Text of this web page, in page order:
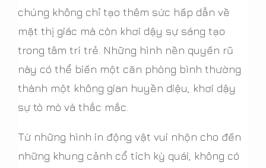
chúng không chỉ tạo thêm sức hấp dẫn về
mặt thị giác mà còn khơi dậy sự sáng tạo
trong tâm trí trẻ. Những hình nền quyến rũ
này có thể biến một căn phòng bình thường
thành một không gian huyền diệu, khơi dậy
sự tò mò và thắc mắc.
Từ những hình in động vật vui nhộn cho đến
những khung cảnh cổ tích kỳ quái, không có